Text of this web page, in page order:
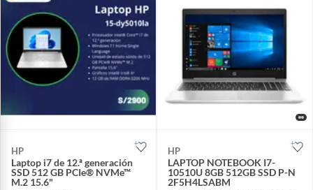
HP
Laptop i7 de 12.ª generación
SSD 512 GB PCIe® NVMe™
M.2 15.6"
HP
LAPTOP NOTEBOOK I7-
10510U 8GB 512GB SSD P-N
2F5H4LSABM